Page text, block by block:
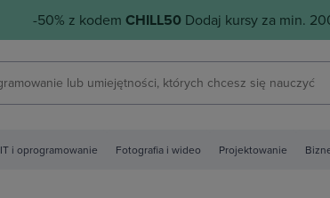
-50% z kodem CHILL50Dodaj kursy za min.
IT i oprogramowanie Fotografia i wideo Projektowanie